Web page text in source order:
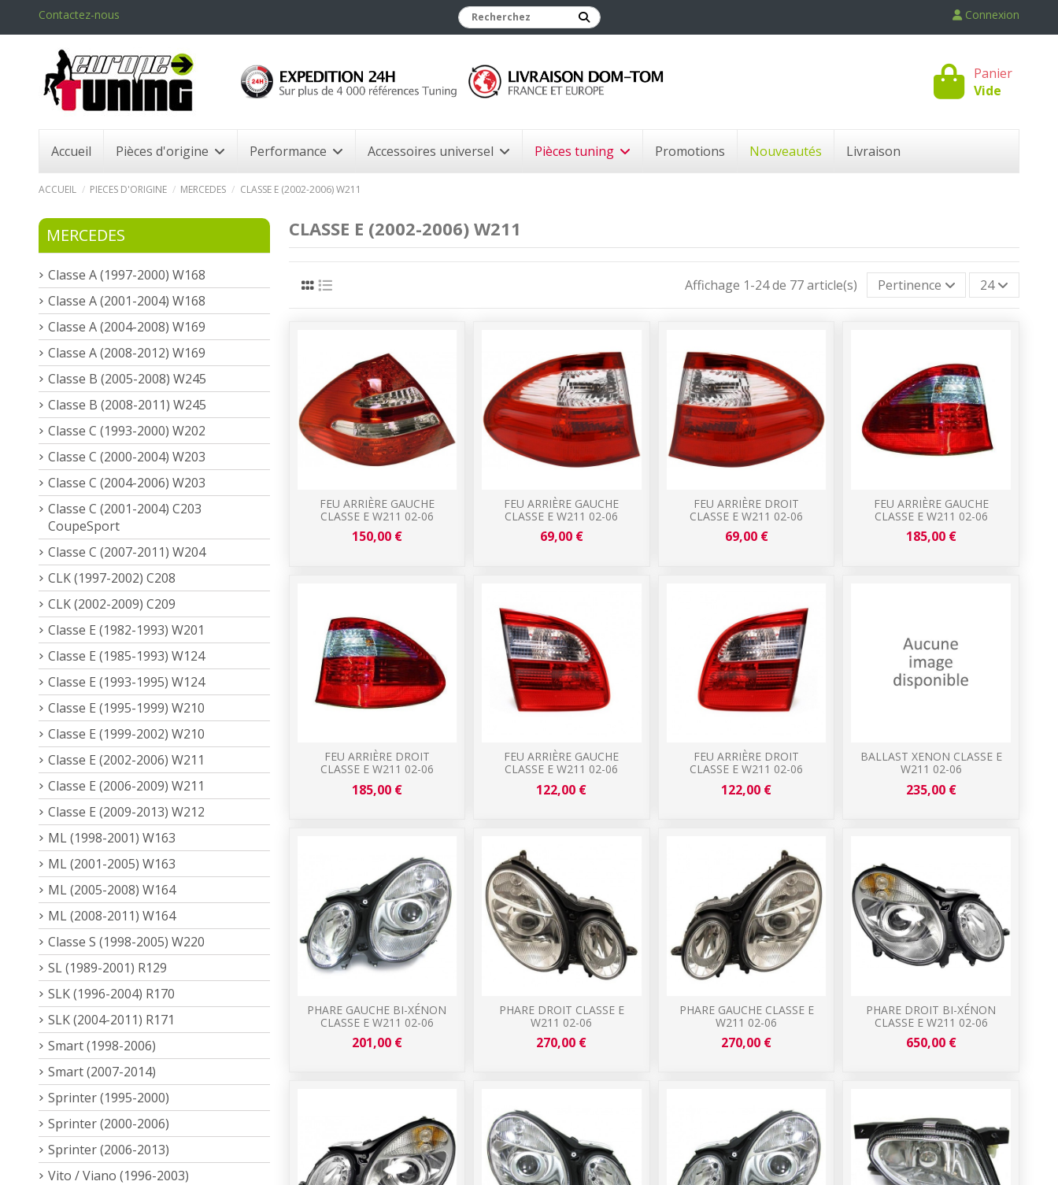
Contactez-nous Connexion
Panier
Vide
Accueil Pièces d'origine Performance Accessoires universel Pièces tuning Promotions Nouveautés Livraison
ACCUEIL PIECES D'ORIGINE MERCEDES CLASSE E (2002-2006) W211
CLASSE E (2002-2006) W211
Affichage 1-24 de 77 article(s) Pertinence 24
FEU ARRIÈRE GAUCHE
CLASSE E W211 02-06
150,00 €
FEU ARRIÈRE GAUCHE
CLASSE E W211 02-06
69,00 €
FEU ARRIÈRE DROIT
CLASSE E W211 02-06
69,00 €
FEU ARRIÈRE GAUCHE
CLASSE E W211 02-06
185,00 €
FEU ARRIÈRE DROIT
CLASSE E W211 02-06
185,00 €
FEU ARRIÈRE GAUCHE
CLASSE E W211 02-06
122,00 €
FEU ARRIÈRE DROIT
CLASSE E W211 02-06
122,00 €
BALLAST XENON CLASSE E
W211 02-06
235,00 €
PHARE GAUCHE BI-XÉNON
CLASSE E W211 02-06
201,00 €
PHARE DROIT CLASSE E
W211 02-06
270,00 €
PHARE GAUCHE CLASSE E
W211 02-06
270,00 €
PHARE DROIT BI-XÉNON
CLASSE E W211 02-06
650,00 €
MERCEDES
Classe A (1997-2000) W168
Classe A (2001-2004) W168
Classe A (2004-2008) W169
Classe A (2008-2012) W169
Classe B (2005-2008) W245
Classe B (2008-2011) W245
Classe C (1993-2000) W202
Classe C (2000-2004) W203
Classe C (2004-2006) W203
Classe C (2001-2004) C203
CoupeSport
Classe C (2007-2011) W204
CLK (1997-2002) C208
CLK (2002-2009) C209
Classe E (1982-1993) W201
Classe E (1985-1993) W124
Classe E (1993-1995) W124
Classe E (1995-1999) W210
Classe E (1999-2002) W210
Classe E (2002-2006) W211
Classe E (2006-2009) W211
Classe E (2009-2013) W212
ML (1998-2001) W163
ML (2001-2005) W163
ML (2005-2008) W164
ML (2008-2011) W164
Classe S (1998-2005) W220
SL (1989-2001) R129
SLK (1996-2004) R170
SLK (2004-2011) R171
Smart (1998-2006)
Smart (2007-2014)
Sprinter (1995-2000)
Sprinter (2000-2006)
Sprinter (2006-2013)
Vito / Viano (1996-2003)